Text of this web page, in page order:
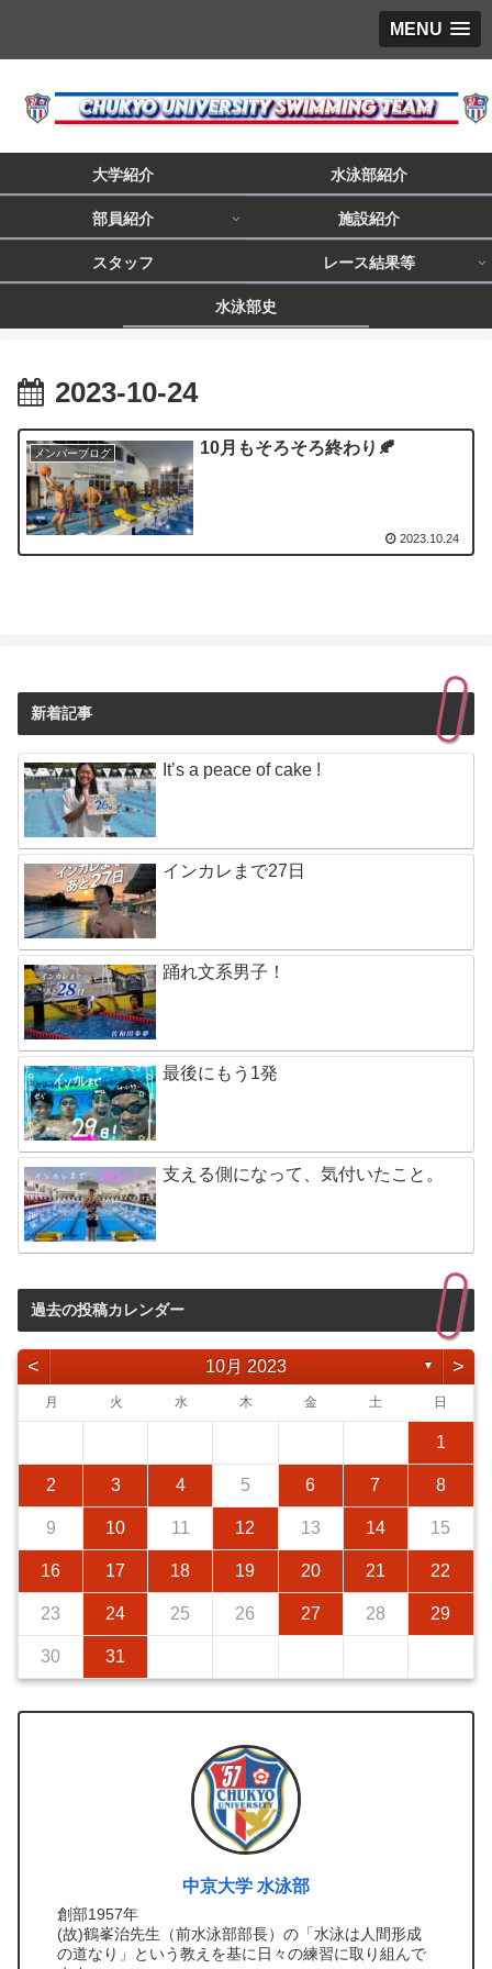
MENU
大学紹介 水泳部紹介
部員紹介 施設紹介
スタッフ レース結果等
水泳部史
2023-10-24
メンバーブログ 10月もそろそろ終わり🍂
2023.10.24
新着記事
It’s a peace of cake !
インカレまで27日
踊れ文系男子！
最後にもう1発
支える側になって、気付いたこと。
過去の投稿カレンダー
< 10月 2023 ▼ >
月 火 水 木 金 土 日
1
2 3 4 5 6 7 8
9 10 11 12 13 14 15
16 17 18 19 20 21 22
23 24 25 26 27 28 29
30 31
中京大学 水泳部
創部1957年
(故)鶴峯治先生（前水泳部部長）の「水泳は人間形成
の道なり」という教えを基に日々の練習に取り組んで